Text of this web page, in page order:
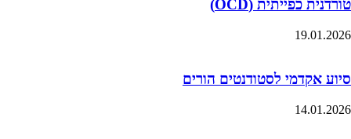
טורדנית כפייתית (OCD)
19.01.2026
סיוע אקדמי לסטודנטים הורים
14.01.2026